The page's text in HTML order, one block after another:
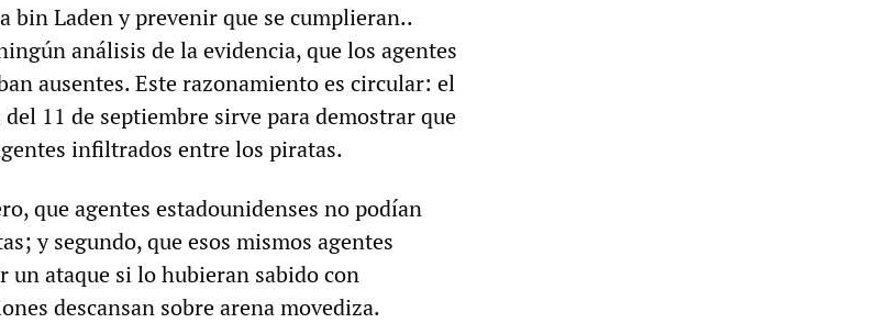
bin Laden y prevenir que se cumplieran..
análisis de la evidencia, que los agentes
ausentes. Este razonamiento es circular: el
11 de septiembre sirve para demostrar que
infiltrados entre los piratas.
que agentes estadounidenses no podían
y segundo, que esos mismos agentes
un ataque si lo hubieran sabido con
descansan sobre arena movediza.